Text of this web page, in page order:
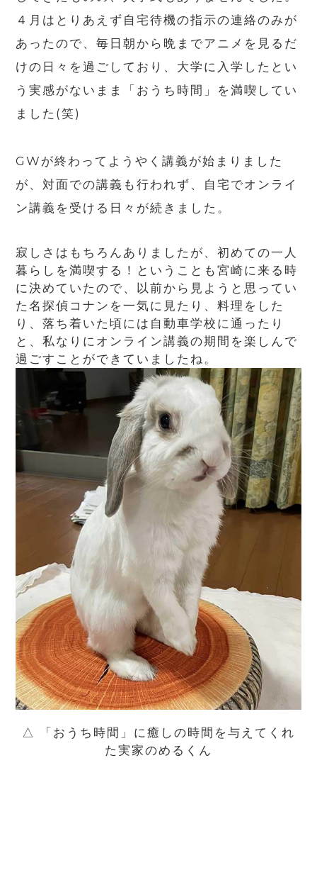
４月はとりあえず自宅待機の指示の連絡のみが
あったので、毎日朝から晩までアニメを見るだ
けの日々を過ごしており、大学に入学したとい
う実感がないまま「おうち時間」を満喫してい
ました (笑)
GWが終わってようやく講義が始まりました
が、対面での講義も行われず、自宅でオンライ
ン講義を受ける日々が続きました。
寂しさはもちろんありましたが、初めての一人
暮らしを満喫する！ということも宮崎に来る時
に決めていたので、以前から見ようと思ってい
た名探偵コナンを一気に見たり、料理をした
り、落ち着いた頃には自動車学校に通ったり
と、私なりにオンライン講義の期間を楽しんで
過ごすことができていましたね。
△ 「おうち時間」に癒しの時間を与えてくれ
た実家のめるくん